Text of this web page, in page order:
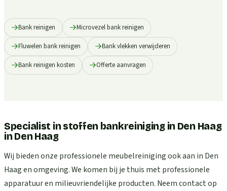
Bank reinigen Microvezel bank reinigen
Fluwelen bank reinigen Bank vlekken verwijderen
Bank reinigen kosten Offerte aanvragen
Specialist in stoffen bankreiniging in Den Haag
inDen Haag
Wij bieden onze professionele meubelreiniging ook aan in Den
Haag en omgeving. We komen bij je thuis met professionele
apparatuur en milieuvriendelijke producten. Neem contact op